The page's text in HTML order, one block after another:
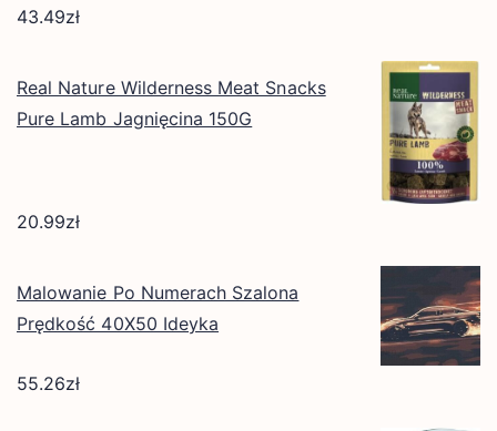
43.49zł
Real Nature Wilderness Meat Snacks
Pure Lamb Jagnięcina 150G
20.99zł
Malowanie Po Numerach Szalona
Prędkość 40X50 Ideyka
55.26zł